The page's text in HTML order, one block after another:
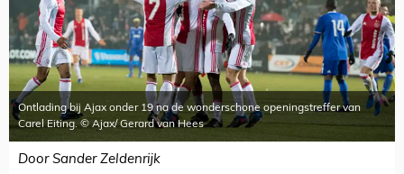
Ontlading bij Ajax onder 19 na de wonderschone openingstreffer van
Carel Eiting. © Ajax/ Gerard van Hees
Door Sander Zeldenrijk